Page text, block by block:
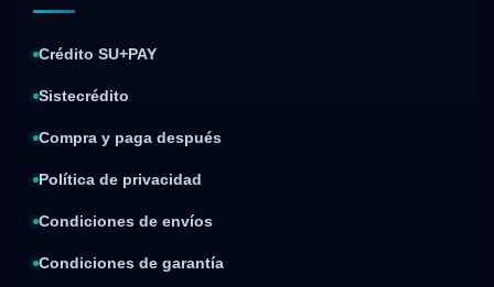
Crédito SU+PAY
Sistecrédito
Compra y paga después
Política de privacidad
Condiciones de envíos
Condiciones de garantía